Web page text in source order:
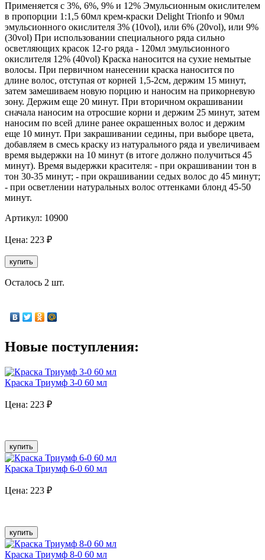
Применяется с 3%, 6%, 9% и 12% Эмульсионным окислителем
в пропорции 1:1,5 60мл крем-краски Delight Trionfo и 90мл
эмульсионного окислителя 3% (10vol), или 6% (20vol), или 9%
(30vol) При использовании специального ряда сильно
осветляющих красок 12-го ряда - 120мл эмульсионного
окислителя 12% (40vol) Краска наносится на сухие немытые
волосы. При первичном нанесении краска наносится по
длине волос, отступая от корней 1,5-2см, держим 15 минут,
затем замешиваем новую порцию и наносим на прикорневую
зону. Держим еще 20 минут. При вторичном окрашивании
сначала наносим на отросшие корни и держим 25 минут, затем
наносим по всей длине ранее окрашенных волос и держим
еще 10 минут. При закрашивании седины, при выборе цвета,
добавляем в смесь краску из натурального ряда и увеличиваем
время выдержки на 10 минут (в итоге должно получиться 45
минут). Время выдержки красителя: - при окрашивании тон в
тон 30-35 минут; - при окрашивании седых волос до 45 минут;
- при осветлении натуральных волос оттенками блонд 45-50
минут.
Артикул: 10900
Цена: 223 ₽
купить
Осталось 2 шт.
Новые поступления:
Краска Триумф 3-0 60 мл
Цена: 223 ₽
купить
Краска Триумф 6-0 60 мл
Цена: 223 ₽
купить
Краска Триумф 8-0 60 мл